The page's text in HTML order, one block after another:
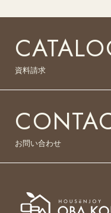
資料請求
お問い合わせ